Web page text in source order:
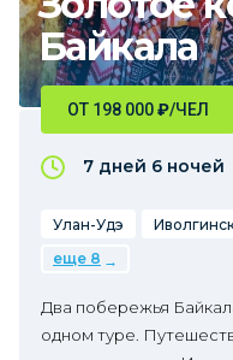
Байкала
ОТ 198 000₽/ЧЕЛ
7 дней 6 ночей
Улан-Удэ
еще 8
Два побережья
одном туре.